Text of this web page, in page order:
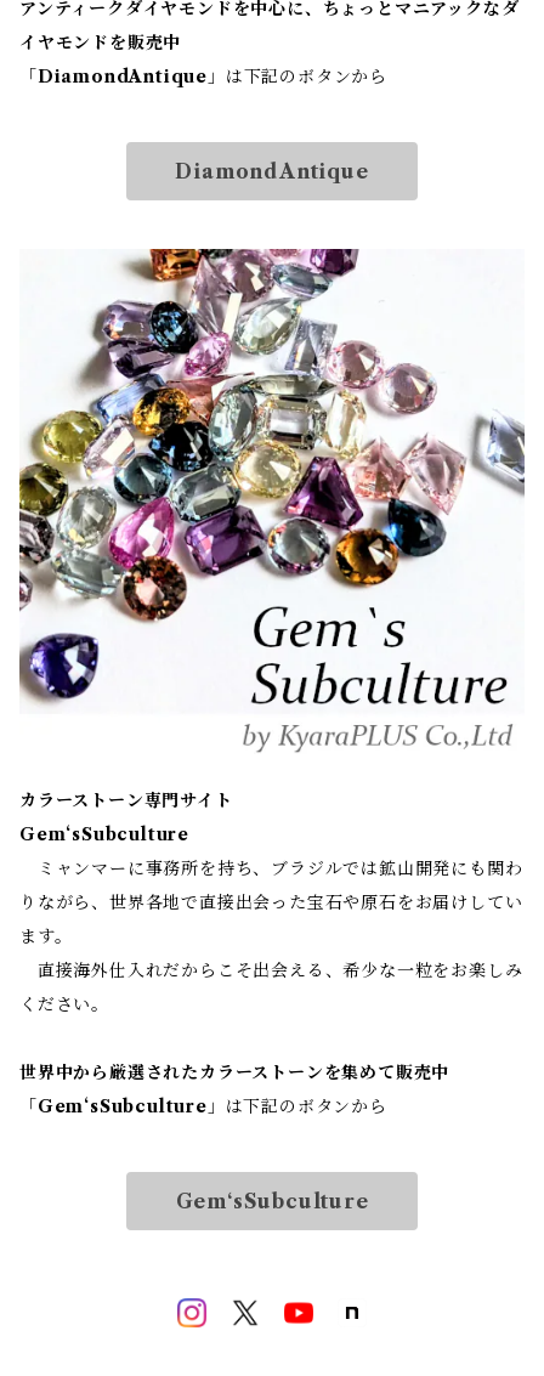
アンティークダイヤモンドを中心に、ちょっとマニアックなダ
イヤモンドを販売中
「 DiamondAntique 」は下記のボタンから
DiamondAntique
カラーストーン専門サイト
Gem‘sSubculture
ミャンマーに事務所を持ち、ブラジルでは鉱山開発にも関わ
りながら、世界各地で直接出会った宝石や原石をお届けしてい
ます。
直接海外仕入れだからこそ出会える、希少な一粒をお楽しみ
ください。
世界中から厳選されたカラーストーンを集めて販売中
「 Gem‘sSubculture 」は下記のボタンから
Gem‘sSubculture